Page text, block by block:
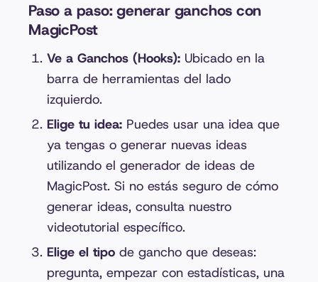
Paso a paso: generar ganchos con
MagicPost
Ve a Ganchos (Hooks): Ubicado en la
barra de herramientas del lado
izquierdo.
Elige tu idea: Puedes usar una idea que
ya tengas o generar nuevas ideas
utilizando el generador de ideas de
MagicPost. Si no estás seguro de cómo
generar ideas, consulta nuestro
videotutorial específico.
Elige el tipo de gancho que deseas:
pregunta, empezar con estadísticas, una